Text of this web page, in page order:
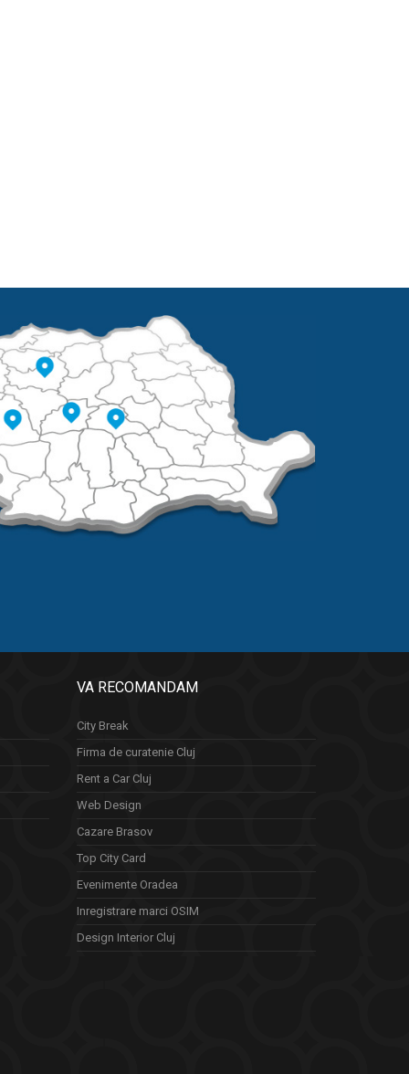
VA RECOMANDAM
City Break
Firma de curatenie Cluj
Rent a Car Cluj
Web Design
Cazare Brasov
Top City Card
Evenimente Oradea
Inregistrare marci OSIM
Design Interior Cluj